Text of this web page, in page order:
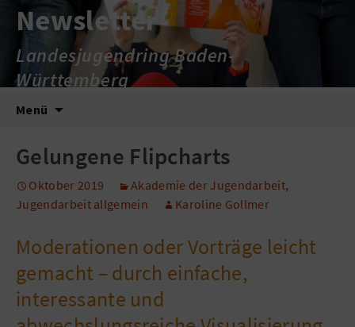
Newsletter
Landesjugendring Baden-
Württemberg
Menü
Gelungene Flipcharts
Oktober 2019 Akademie der Jugendarbeit,
Jugendarbeit allgemein
Karoline Gollmer
Moderationen oder Vorträge leicht
gemacht – durch einfache,
interessante und